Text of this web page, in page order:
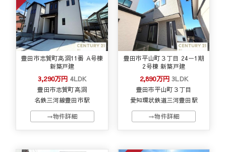
豊田市志賀町高洞11番 A号棟
新築戸建
3,290万円 4LDK
豊田市志賀町高洞
名鉄三河線豊田市駅
→物件詳細
豊田市平山町３丁目 24ー1期
2号棟 新築戸建
2,890万円3LDK
豊田市平山町３丁目
愛知環状鉄道三河豊田駅
→物件詳細